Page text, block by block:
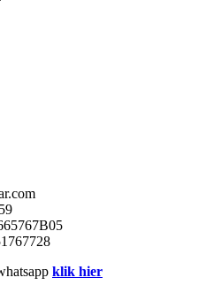
klik hier